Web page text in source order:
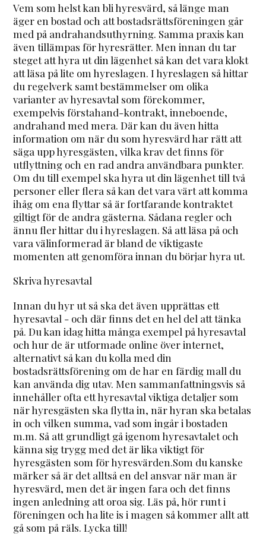
Vem som helst kan bli hyresvärd, så länge man
äger en bostad och att bostadsrättsföreningen går
med på andrahandsuthyrning. Samma praxis kan
även tillämpas för hyresrätter. Men innan du tar
steget att hyra ut din lägenhet så kan det vara klokt
att läsa på lite om hyreslagen. I hyreslagen så hittar
du regelverk samt bestämmelser om olika
varianter av hyresavtal som förekommer,
exempelvis förstahand-kontrakt, inneboende,
andrahand med mera. Där kan du även hitta
information om när du som hyresvärd har rätt att
säga upp hyresgästen, vilka krav det finns för
utflyttning och en rad andra användbara punkter.
Om du till exempel ska hyra ut din lägenhet till två
personer eller flera så kan det vara värt att komma
ihåg om ena flyttar så är fortfarande kontraktet
giltigt för de andra gästerna. Sådana regler och
ännu fler hittar du i hyreslagen. Så att läsa på och
vara välinformerad är bland de viktigaste
momenten att genomföra innan du börjar hyra ut.
Skriva hyresavtal
Innan du hyr ut så ska det även upprättas ett
hyresavtal - och där finns det en hel del att tänka
på. Du kan idag hitta många exempel på hyresavtal
och hur de är utformade online över internet,
alternativt så kan du kolla med din
bostadsrättsförening om de har en färdig mall du
kan använda dig utav. Men sammanfattningsvis så
innehåller ofta ett hyresavtal viktiga detaljer som
när hyresgästen ska flytta in, när hyran ska betalas
in och vilken summa, vad som ingår i bostaden
m.m. Så att grundligt gå igenom hyresavtalet och
känna sig trygg med det är lika viktigt för
hyresgästen som för hyresvärden.Som du kanske
märker så är det alltså en del ansvar när man är
hyresvärd, men det är ingen fara och det finns
ingen anledning att oroa sig. Läs på, hör runt i
föreningen och ha lite is i magen så kommer allt att
gå som på räls. Lycka till!